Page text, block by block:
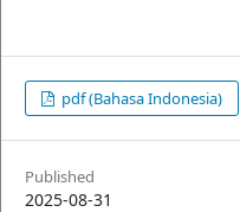
pdf (Bahasa Indonesia)
Published
2025-08-31